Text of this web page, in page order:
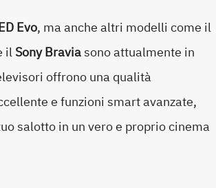
Evo, ma anche altri modelli come il
ilSony Braviasono attualmente in
offrono una qualità
e funzioni smart avanzate,
salotto in un vero e proprio cinema